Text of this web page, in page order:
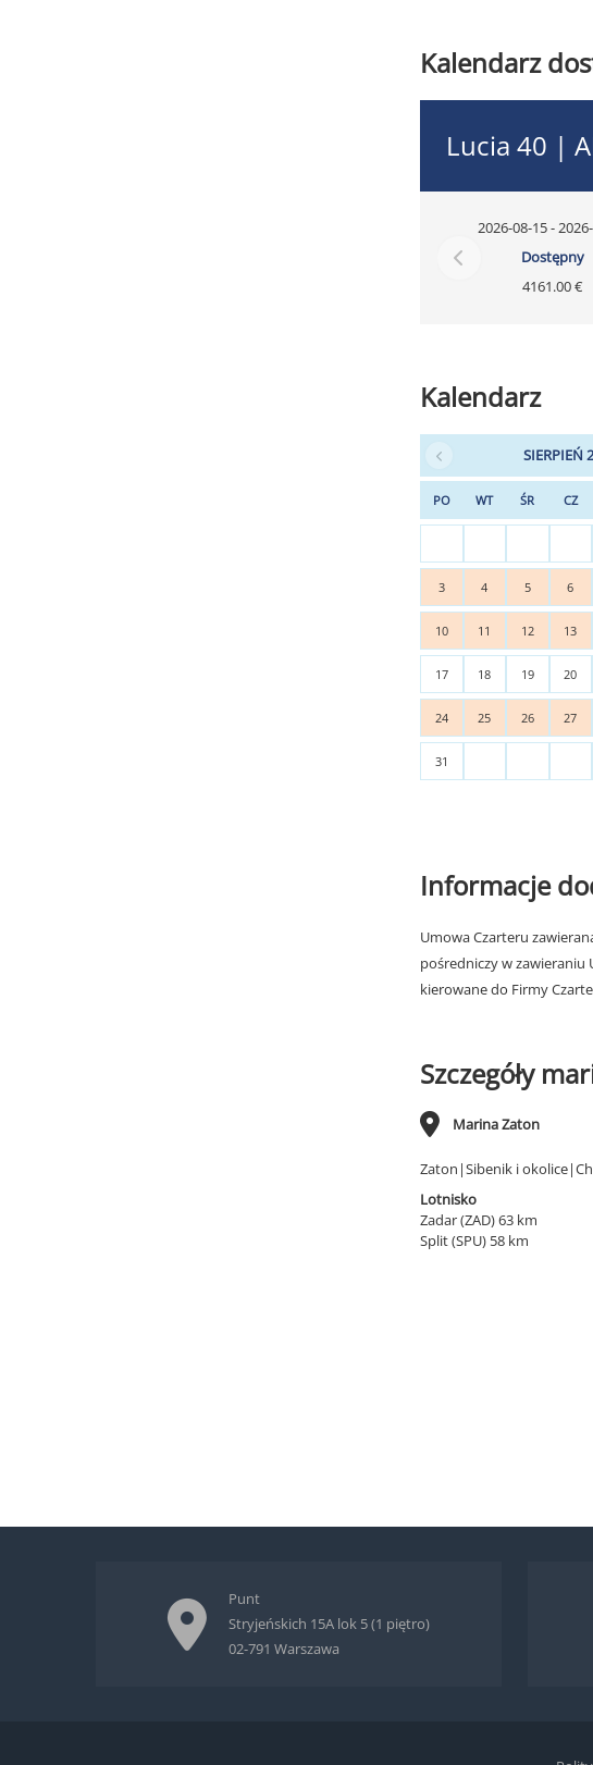
Kalendarz
Lucia 40 |
2026-08-15 -
Dostępny
4161.00 €
Kalendarz
SIERPIEŃ
PO WT ŚR CZ
3 4 5 6
10 11 12 13
17 18 19 20
24 25 26 27
31
Informacje
Umowa Czarteru
pośredniczy w zawieraniu
kierowane do Firmy
Szczegóły
Marina Zaton
Zaton|Sibenik i
Lotnisko
Zadar (ZAD) 63 km
Split (SPU) 58 km
Punt
Stryjeńskich 15A lok 5 (1 piętro)
02-791 Warszawa